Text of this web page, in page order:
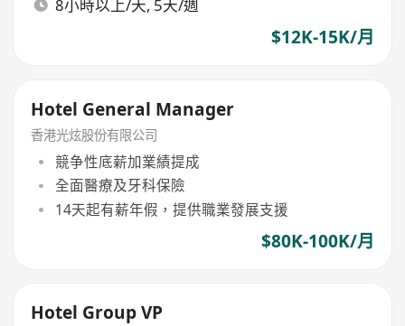
8小時以上/天, 5天/週
$12K-15K/月
Hotel General Manager
香港光炫股份有限公司
競争性底薪加業績提成
全面醫療及牙科保險
14天起有薪年假，提供職業發展支援
$80K-100K/月
Hotel Group VP